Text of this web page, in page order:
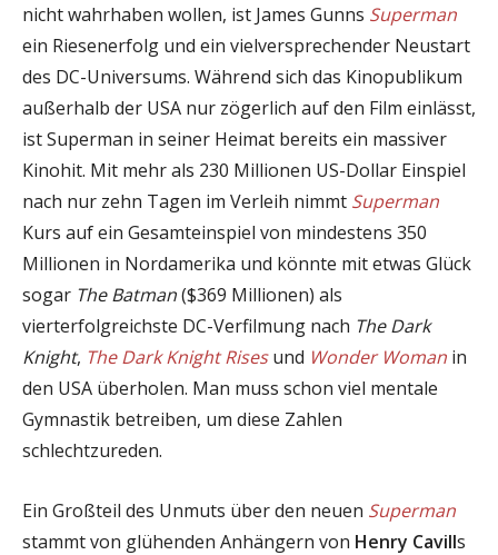
nicht wahrhaben wollen, ist James Gunns Superman
ein Riesenerfolg und ein vielversprechender Neustart
des DC-Universums. Während sich das Kinopublikum
außerhalb der USA nur zögerlich auf den Film einlässt,
ist Superman in seiner Heimat bereits ein massiver
Kinohit. Mit mehr als 230 Millionen US-Dollar Einspiel
nach nur zehn Tagen im Verleih nimmt Superman
Kurs auf ein Gesamteinspiel von mindestens 350
Millionen in Nordamerika und könnte mit etwas Glück
sogar The Batman($369 Millionen) als
vierterfolgreichste DC-Verfilmung nach The Dark
Knight, The Dark Knight Risesund Wonder Woman in
den USA überholen. Man muss schon viel mentale
Gymnastik betreiben, um diese Zahlen
schlechtzureden.
Ein Großteil des Unmuts über den neuen Superman
stammt von glühenden Anhängern von Henry Cavills